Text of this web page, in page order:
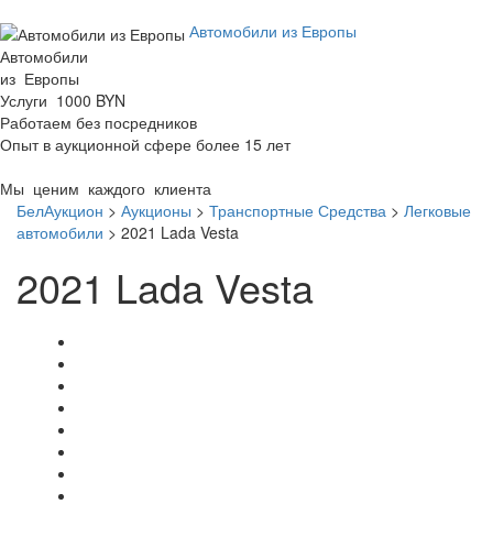
Автомобили из Европы
Автомобили
из Европы
Услуги 1000 BYN
Работаем без посредников
Опыт в аукционной сфере более 15 лет
Мы ценим каждого клиента
БелАукцион > Аукционы > Транспортные Средства > Легковые
автомобили > 2021 Lada Vesta
2021 Lada Vesta